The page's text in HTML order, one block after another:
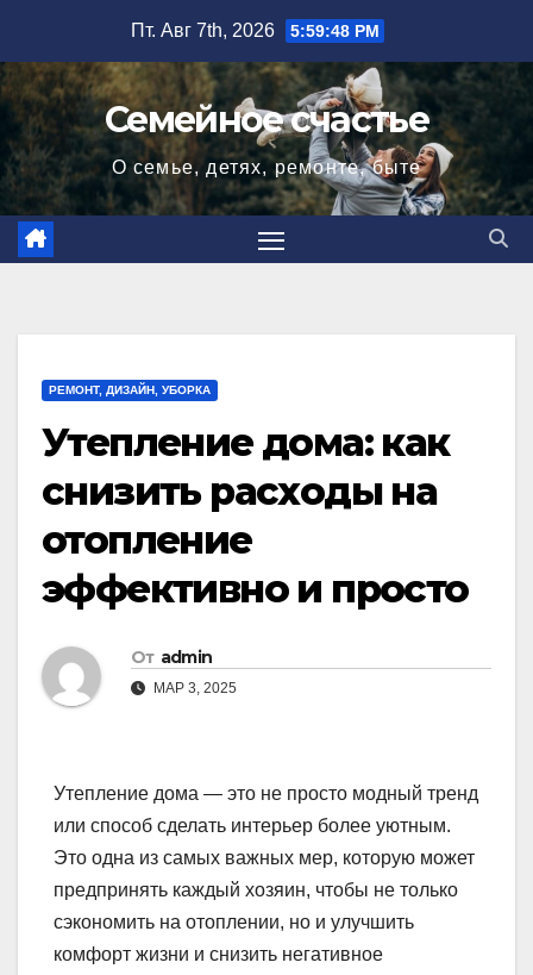
содержимому
Пт. Авг 7th, 2026 5:59:49 PM
Семейное счастье
О семье, детях, ремонте, быте
РЕМОНТ, ДИЗАЙН, УБОРКА
Утепление дома: как
снизить расходы на
отопление
эффективно и просто
От admin
МАР 3, 2025
Утепление дома — это не просто модный тренд
или способ сделать интерьер более уютным.
Это одна из самых важных мер, которую может
предпринять каждый хозяин, чтобы не только
сэкономить на отоплении, но и улучшить
комфорт жизни и снизить негативное